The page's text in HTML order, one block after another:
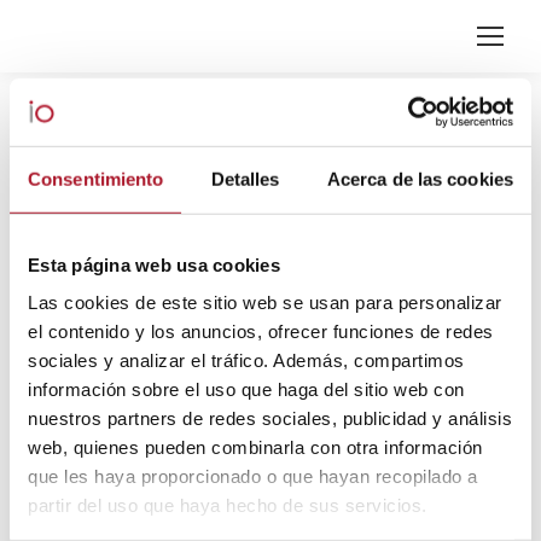
Consentimiento Detalles Acerca de las cookies
Esta página web usa cookies
Las cookies de este sitio web se usan para personalizar
el contenido y los anuncios, ofrecer funciones de redes
sociales y analizar el tráfico. Además, compartimos
información sobre el uso que haga del sitio web con
nuestros partners de redes sociales, publicidad y análisis
web, quienes pueden combinarla con otra información
que les haya proporcionado o que hayan recopilado a
partir del uso que haya hecho de sus servicios.
ARCHIVOS DIARIOS:8
NOVIEMBRE, 2024